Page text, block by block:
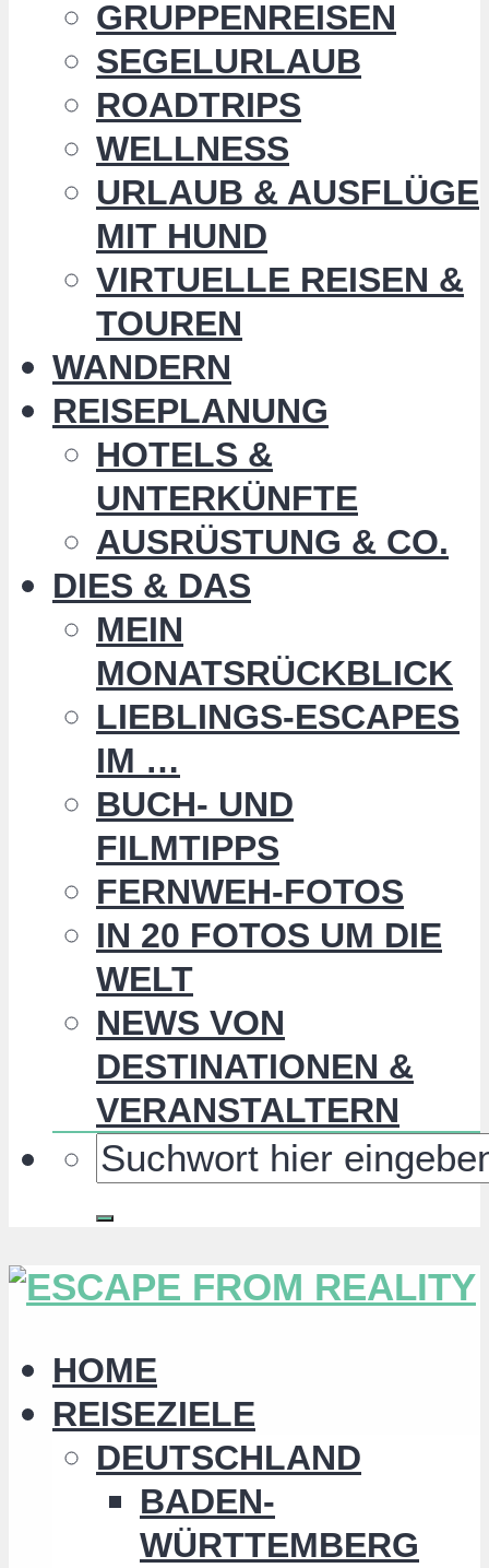
GRUPPENREISEN
SEGELURLAUB
ROADTRIPS
WELLNESS
URLAUB & AUSFLÜGE
MIT HUND
VIRTUELLE REISEN &
TOUREN
WANDERN
REISEPLANUNG
HOTELS &
UNTERKÜNFTE
AUSRÜSTUNG & CO.
DIES & DAS
MEIN
MONATSRÜCKBLICK
LIEBLINGS-ESCAPES
IM …
BUCH- UND
FILMTIPPS
FERNWEH-FOTOS
IN 20 FOTOS UM DIE
WELT
NEWS VON
DESTINATIONEN &
VERANSTALTERN
HOME
REISEZIELE
DEUTSCHLAND
BADEN-
WÜRTTEMBERG